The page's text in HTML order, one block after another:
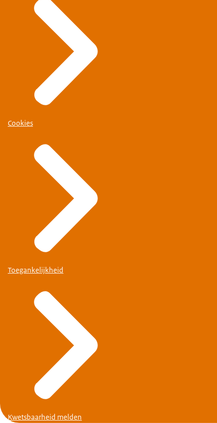
Cookies
Toegankelijkheid
Kwetsbaarheid melden